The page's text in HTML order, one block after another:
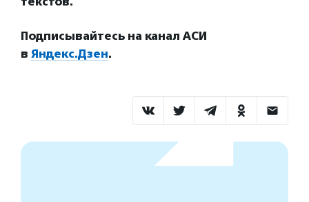
Подписывайтесь на канал АСИ
в Яндекс.Дзен.